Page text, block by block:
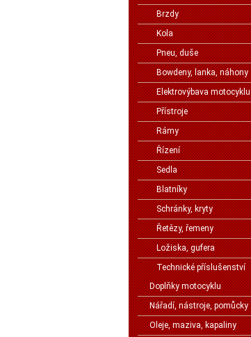
Brzdy
Kola
Pneu, duše
Bowdeny, lanka, náhony
Elektrovýbava motocyklu
Přístroje
Rámy
Řízení
Sedla
Blatníky
Schránky, kryty
Řetězy, řemeny
Ložiska, gufera
Technické příslušenství
Doplňky motocyklu
Nářadí, nástroje, pomůcky
Oleje, maziva, kapaliny